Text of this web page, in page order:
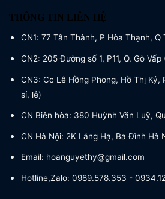
THÔNG TIN LIÊN HỆ
CN1: 77 Tân Thành, P Hòa Thạnh, Q
CN2: 205 Đường số 1, P11, Q. Gò Vấp
CN3: Cc Lê Hồng Phong, Hồ Thị Kỷ,
sỉ, lẻ)
CN Biên hòa: 380 Huỳnh Văn Luỹ,
CN Hà Nội: 2K Láng Hạ, Ba Đình Hà
Email: hoanguyethy@gmail.com
Hotline,Zalo: 0989.578.353 -